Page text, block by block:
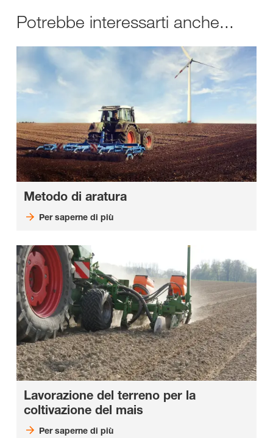
Potrebbe interessarti anche...
Metodo di aratura
Per saperne di più
Lavorazione del terreno per la
coltivazione del mais
Per saperne di più